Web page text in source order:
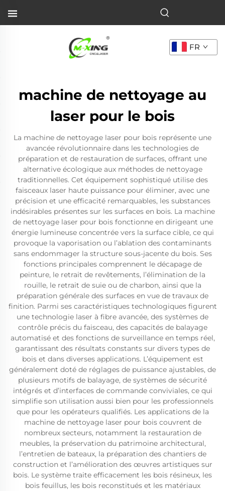
FR
machine de nettoyage au
laser pour le bois
La machine de nettoyage laser pour bois représente une
avancée révolutionnaire dans les technologies de
préparation et de restauration de surfaces, offrant une
alternative écologique aux méthodes de nettoyage
traditionnelles. Cet équipement sophistiqué utilise des
faisceaux laser haute puissance pour éliminer, avec une
précision et une efficacité remarquables, les substances
indésirables présentes sur les surfaces en bois. La machine
de nettoyage laser pour bois fonctionne en dirigeant une
énergie lumineuse concentrée vers la surface cible, ce qui
provoque la vaporisation ou l’ablation des contaminants
sans endommager la structure sous-jacente du bois. Ses
fonctions principales comprennent le décapage de
peinture, le retrait de revêtements, l’élimination de la
rouille, le retrait de suie ou de charbon, ainsi que la
préparation générale des surfaces en vue de travaux de
finition. Parmi ses caractéristiques technologiques figurent
une technologie laser à fibre avancée, des systèmes de
contrôle précis du faisceau, des capacités de balayage
automatisé et des fonctions de surveillance en temps réel,
garantissant des résultats constants sur divers types de
bois et dans diverses applications. L’équipement est
généralement doté de réglages de puissance ajustables, de
plusieurs motifs de balayage, de systèmes de sécurité
intégrés et d’interfaces de commande conviviales, ce qui
simplifie son utilisation aussi bien pour les professionnels
que pour les opérateurs qualifiés. Les applications de la
machine de nettoyage laser pour bois couvrent de
nombreux secteurs, notamment la restauration de
meubles, la préservation du patrimoine architectural,
l’entretien de bateaux, la préparation des chantiers de
construction et l’amélioration des œuvres artistiques sur
bois. Le système traite efficacement les bois résineux, les
bois feuillus, les bois reconstitués et les matériaux